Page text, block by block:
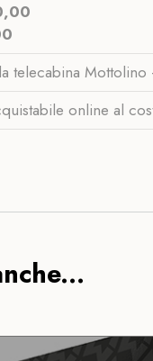
telecabina Mottolino
online al